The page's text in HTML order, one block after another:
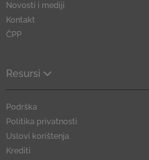
Novosti i mediji
Kontakt
ČPP
Resursi
Podrška
Politika privatnosti
Uslovi korištenja
Krediti